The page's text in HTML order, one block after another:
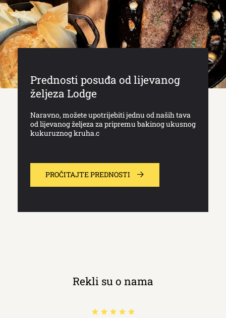
Prednosti posuđa od lijevanog
željeza Lodge
Naravno, možete upotrijebiti jednu od naših tava
od lijevanog željeza za pripremu bakinog ukusnog
kukuruznog kruha.c
PROČITAJTE PREDNOSTI
Rekli su o nama